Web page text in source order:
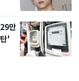
만
'